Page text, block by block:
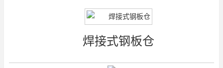
焊接式钢板仓